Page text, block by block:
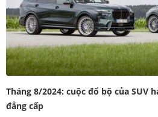
Tháng 8/2024: cuộc đổ bộ của SUV
đẳng cấp